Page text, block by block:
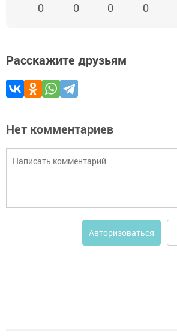
0 0 0 0
Расскажите друзьям
Нет комментариев
Авторизоваться